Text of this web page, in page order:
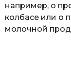
например, о
колбасе или о
молочной